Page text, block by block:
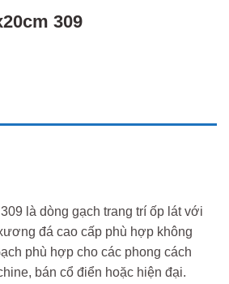
309
là dòng gạch trang trí ốp lát với
đá cao cấp phù hợp không
phù hợp cho các phong cách
bán cổ điển hoặc hiện đại.